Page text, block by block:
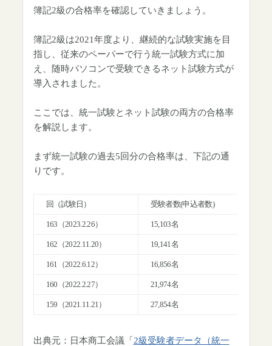
簿記2級の合格率を確認していきましょう。
簿記2級は2021年度より、継続的な試験実施を目
指し、従来のペーパーで行う統一試験方式に加
え、随時パソコンで受験できるネット試験方式が
導入されました。
ここでは、統一試験とネット試験の両方の合格率
を解説します。
まず統一試験の過去5回分の合格率は、下記の通
りです。
回（試験日） 受験者数(申込者数)
163（2023.2.26） 15,103名
162（2022.11.20） 19,141名
161（2022.6.12） 16,856名
160（2022.2.27） 21,974名
159（2021.11.21） 27,854名
出典元：日本商工会議「2級受験者データ（統一